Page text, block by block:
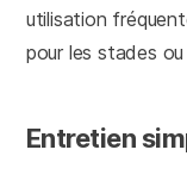
utilisation
pour les stades
Entretien